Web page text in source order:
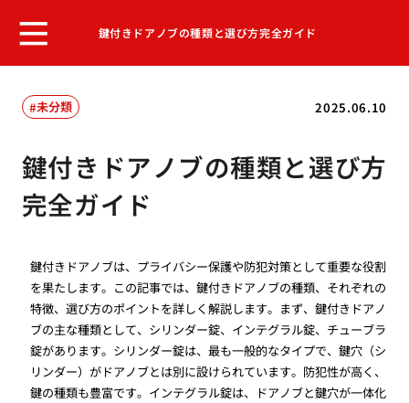
鍵付きドアノブの種類と選び方完全ガイド
2025.06.10
未分類
鍵付きドアノブの種類と選び方
完全ガイド
鍵付きドアノブは、プライバシー保護や防犯対策として重要な役割
を果たします。この記事では、鍵付きドアノブの種類、それぞれの
特徴、選び方のポイントを詳しく解説します。まず、鍵付きドアノ
ブの主な種類として、シリンダー錠、インテグラル錠、チューブラ
錠があります。シリンダー錠は、最も一般的なタイプで、鍵穴（シ
リンダー）がドアノブとは別に設けられています。防犯性が高く、
鍵の種類も豊富です。インテグラル錠は、ドアノブと鍵穴が一体化